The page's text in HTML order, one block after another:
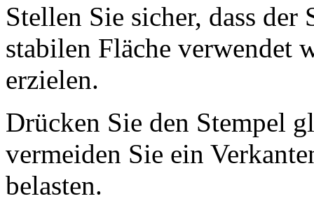
Stellen Sie sicher, dass der
stabilen Fläche verwendet
erzielen.
Drücken Sie den Stempel
vermeiden Sie ein
belasten.